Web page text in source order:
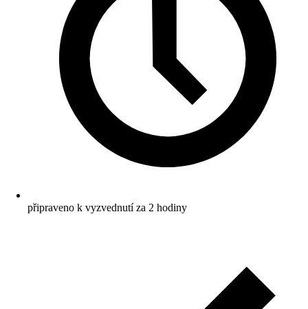
připraveno k vyzvednutí za 2 hodiny